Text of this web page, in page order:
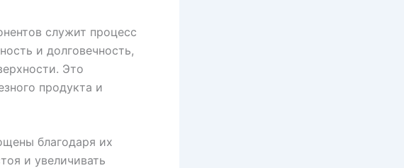
служит процесс
и долговечность,
Это
продукта и
благодаря их
и увеличивать